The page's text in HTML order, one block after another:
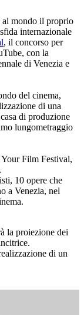
al mondo il proprio
internazionale
, il concorso per
con la
di Venezia e
del cinema,
di una
di produzione
lungometraggio
Film Festival,
.
10 opere che
a Venezia, nel
la proiezione dei
di un